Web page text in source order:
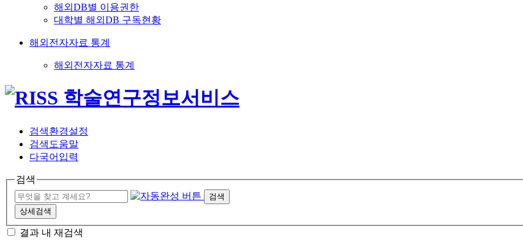
해외DB별 이용권한
대학별 해외DB 구독현황
해외전자자료 통계
해외전자자료 통계
검색환경설정
검색도움말
다국어입력
검색
검색
상세검색
결과 내 재검색